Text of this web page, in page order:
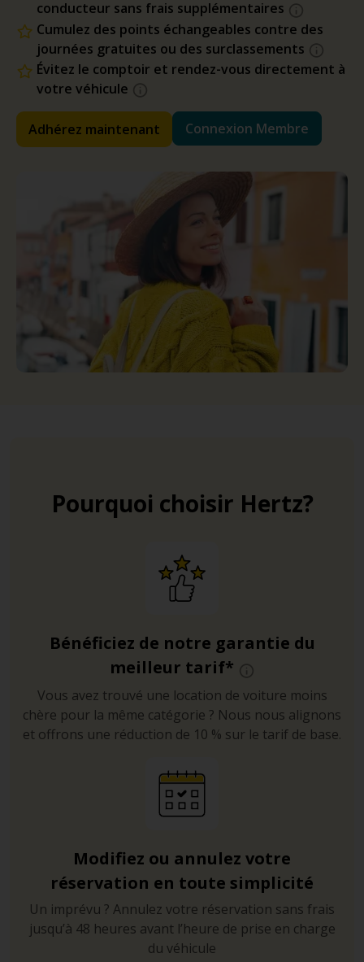
conducteur sans frais supplémentaires
Cumulez des points échangeables contre des
journées gratuites ou des surclassements
Évitez le comptoir et rendez-vous directement à
votre véhicule
Adhérez maintenant Connexion Membre
Pourquoi choisir Hertz?
Bénéficiez de notre garantie du
meilleur tarif*
Vous avez trouvé une location de voiture moins
chère pour la même catégorie ? Nous nous alignons
et offrons une réduction de 10 % sur le tarif de base.
Modifiez ou annulez votre
réservation en toute simplicité
Un imprévu ? Annulez votre réservation sans frais
jusqu’à 48 heures avant l’heure de prise en charge
du véhicule